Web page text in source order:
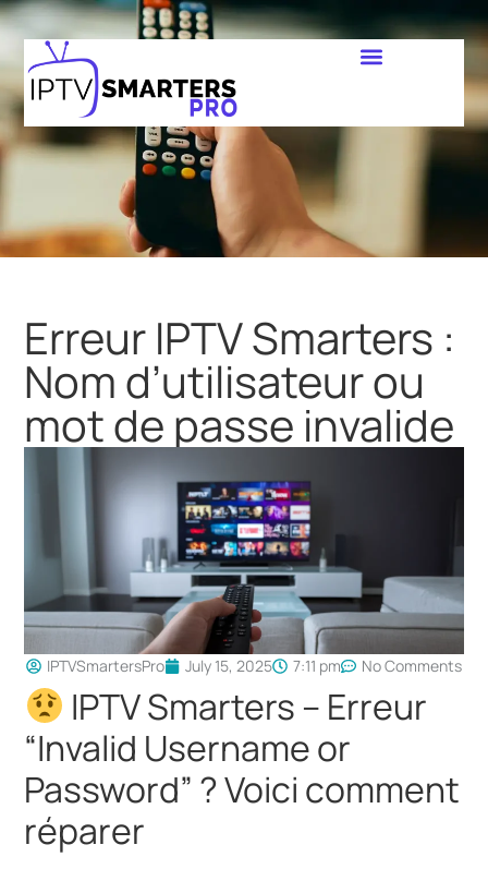
Erreur IPTV Smarters :
Nom d’utilisateur ou
mot de passe invalide
IPTVSmartersPro July 15, 2025 7:11 pm No Comments
IPTV Smarters – Erreur
“Invalid Username or
Password” ? Voici comment
réparer